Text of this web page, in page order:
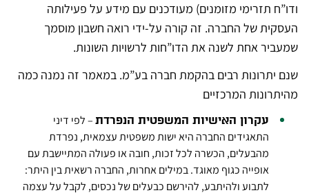
ודו”ח תזרימי מזומנים) מעודכנים עם מידע על פעילותה
העסקית של החברה. זה קורה על-ידי רואה חשבון מוסמך
שמעביר אחת לשנה את הדו”חות לרשויות השונות.
שנם יתרונות רבים בהקמת חברה בע”מ. במאמר זה נמנה כמה
מהיתרונות המרכזיים
עקרון האישיות המשפטית הנפרדת – לפי דיני
התאגידים החברה היא ישות משפטית עצמאית, נפרדת
מהבעלים, הכשרה לכל זכות, חובה או פעולה המתיישבת עם
אופייה כגוף מאוגד. במילים אחרות, החברה רשאית בין היתר:
לתבוע ולהיתבע, להירשם כבעלים של נכסים, לקבל על עצמה